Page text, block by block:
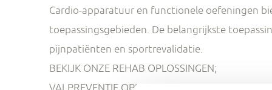
Cardio-apparatuur en functionele oefeningen
toepassingsgebieden. De belangrijkste
pijnpatiënten en sportrevalidatie.
BEKIJK ONZE REHAB OPLOSSINGEN;
VALPREVENTIE OPLOSSING